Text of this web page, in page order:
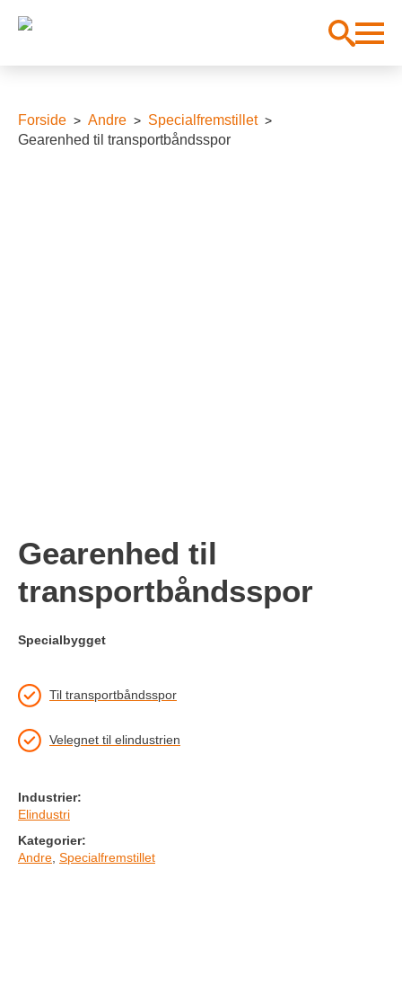
Forside Andre
Specialfremstillet
Gearenhed til transportbåndsspor
Gearenhed til
transportbåndsspor
Specialbygget
Til transportbåndsspor
Velegnet til elindustrien
Industrier:
Elindustri
Kategorier:
Andre Specialfremstillet